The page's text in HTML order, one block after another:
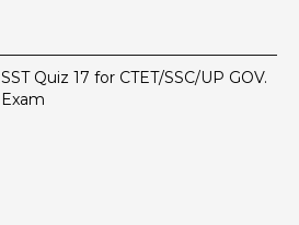
SST Quiz 17 for CTET/SSC/UP GOV.
Exam